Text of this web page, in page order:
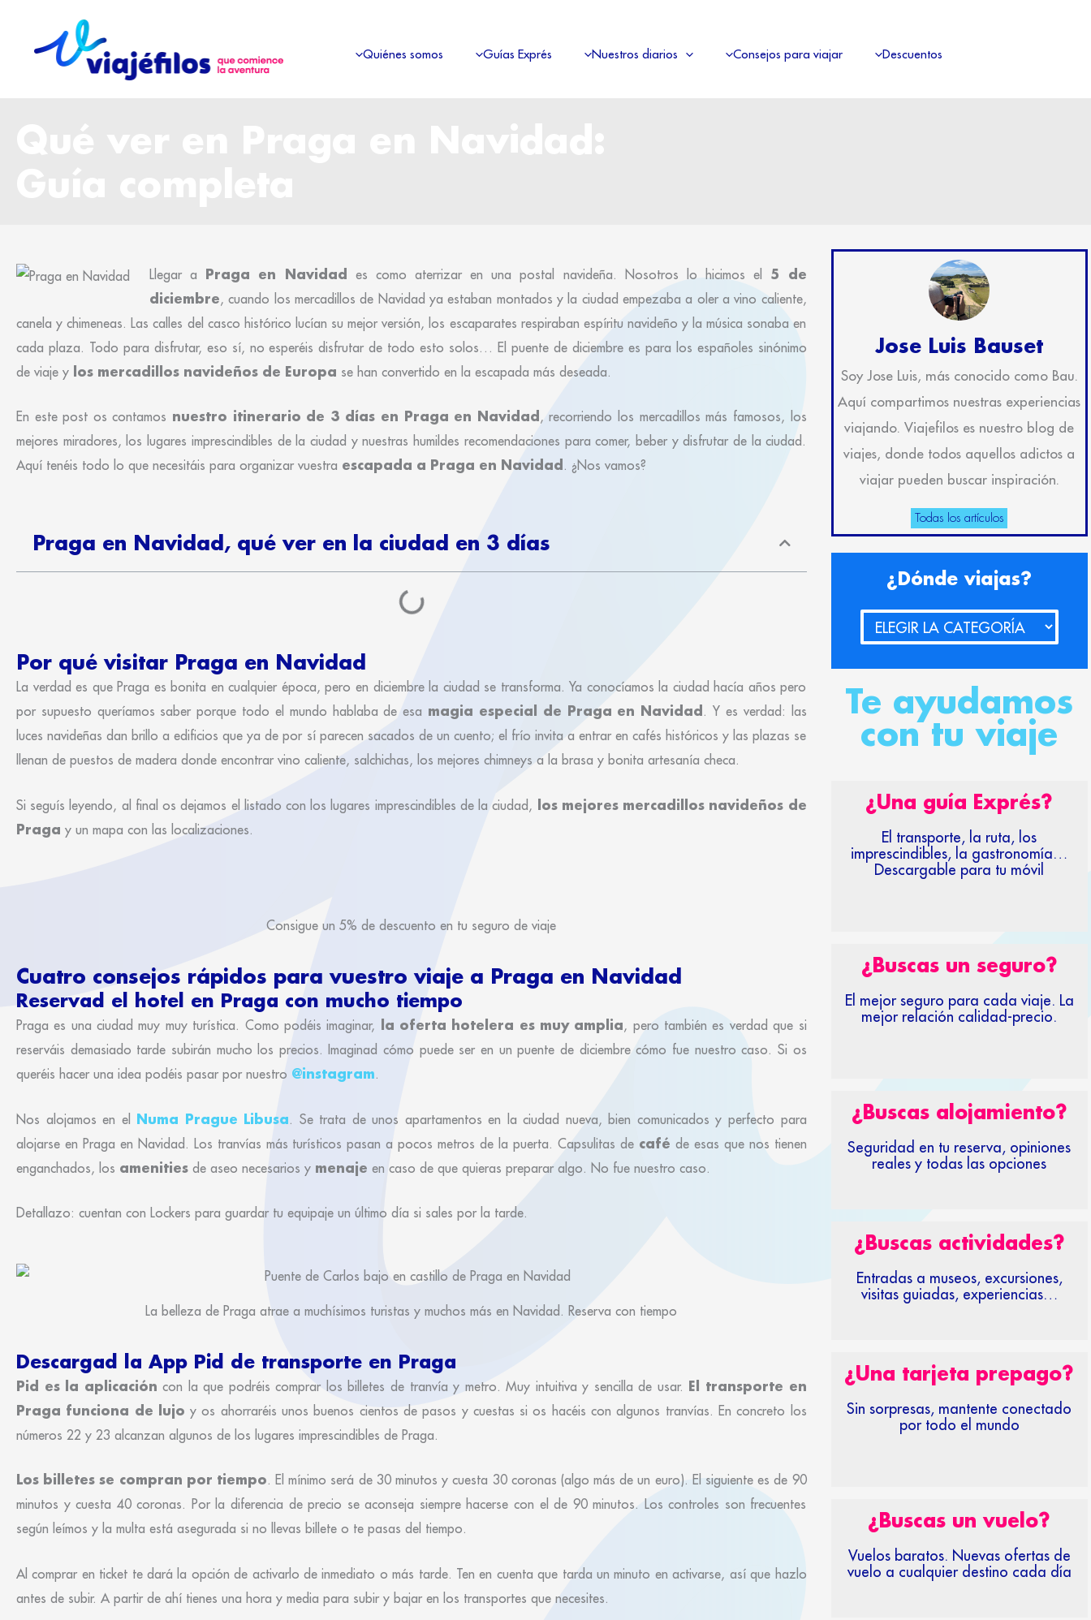
contenido
Quiénes somos Guías Exprés Nuestros diarios Consejos para viajar Descuentos
Llegar a Praga en Navidad es como aterrizar en una postal navideña. Nosotros lo hicimos el 5 de
diciembre, cuando los mercadillos de Navidad ya estaban montados y la ciudad empezaba a oler a vino caliente,
canela y chimeneas. Las calles del casco histórico lucían su mejor versión, los escaparates respiraban espíritu navideño y la música sonaba en
cada plaza. Todo para disfrutar, eso sí, no esperéis disfrutar de todo esto solos… El puente de diciembre es para los españoles sinónimo
de viaje y los mercadillos navideños de Europa se han convertido en la escapada más deseada.
En este post os contamos nuestro itinerario de 3 días en Praga en Navidad , recorriendo los mercadillos más famosos, los
mejores miradores, los lugares imprescindibles de la ciudad y nuestras humildes recomendaciones para comer, beber y disfrutar de la ciudad.
Aquí tenéis todo lo que necesitáis para organizar vuestra escapada a Praga en Navidad . ¿Nos vamos?
Praga en Navidad, qué ver en la ciudad en 3 días
Por qué visitar Praga en Navidad
La verdad es que Praga es bonita en cualquier época, pero en diciembre la ciudad se transforma. Ya conocíamos la ciudad hacía años pero
por supuesto queríamos saber porque todo el mundo hablaba de esa magia especial de Praga en Navidad . Y es verdad: las
luces navideñas dan brillo a edificios que ya de por sí parecen sacados de un cuento; el frío invita a entrar en cafés históricos y las plazas se
llenan de puestos de madera donde encontrar vino caliente, salchichas, los mejores chimneys a la brasa y bonita artesanía checa.
Si seguís leyendo, al final os dejamos el listado con los lugares imprescindibles de la ciudad, los mejores mercadillos navideños de
Praga y un mapa con las localizaciones.
Consigue un 5% de descuento en tu seguro de viaje
Cuatro consejos rápidos para vuestro viaje a Praga en Navidad
Reservad el hotel en Praga con mucho tiempo
Praga es una ciudad muy muy turística. Como podéis imaginar, la oferta hotelera es muy amplia, pero también es verdad que si
reserváis demasiado tarde subirán mucho los precios. Imaginad cómo puede ser en un puente de diciembre cómo fue nuestro caso. Si os
queréis hacer una idea podéis pasar por nuestro @instagram.
Nos alojamos en el Numa Prague Libusa. Se trata de unos apartamentos en la ciudad nueva, bien comunicados y perfecto para
alojarse en Praga en Navidad. Los tranvías más turísticos pasan a pocos metros de la puerta. Capsulitas de café de esas que nos tienen
enganchados, los amenities de aseo necesarios y menaje en caso de que quieras preparar algo. No fue nuestro caso.
Detallazo: cuentan con Lockers para guardar tu equipaje un último día si sales por la tarde.
La belleza de Praga atrae a muchísimos turistas y muchos más en Navidad. Reserva con tiempo
Descargad la App Pid de transporte en Praga
Pid es la aplicación con la que podréis comprar los billetes de tranvía y metro. Muy intuitiva y sencilla de usar. El transporte en
Praga funciona de lujo y os ahorraréis unos buenos cientos de pasos y cuestas si os hacéis con algunos tranvías. En concreto los
números 22 y 23 alcanzan algunos de los lugares imprescindibles de Praga.
Los billetes se compran por tiempo. El mínimo será de 30 minutos y cuesta 30 coronas (algo más de un euro). El siguiente es de 90
minutos y cuesta 40 coronas. Por la diferencia de precio se aconseja siempre hacerse con el de 90 minutos. Los controles son frecuentes
según leímos y la multa está asegurada si no llevas billete o te pasas del tiempo.
Al comprar en ticket te dará la opción de activarlo de inmediato o más tarde. Ten en cuenta que tarda un minuto en activarse, así que hazlo
antes de subir. A partir de ahí tienes una hora y media para subir y bajar en los transportes que necesites.
Jose Luis Bauset
Soy Jose Luis, más conocido como Bau.
Aquí compartimos nuestras experiencias
viajando. Viajefilos es nuestro blog de
viajes, donde todos aquellos adictos a
viajar pueden buscar inspiración.
Todas los artículos
¿Dónde viajas?
viajas?
Te ayudamos
con tu viaje
¿Una guía Exprés?
El transporte, la ruta, los
imprescindibles, la gastronomía…
Descargable para tu móvil
¿Buscas un seguro?
El mejor seguro para cada viaje. La
mejor relación calidad-precio.
¿Buscas alojamiento?
Seguridad en tu reserva, opiniones
reales y todas las opciones
¿Buscas actividades?
Entradas a museos, excursiones,
visitas guiadas, experiencias…
¿Una tarjeta prepago?
Sin sorpresas, mantente conectado
por todo el mundo
¿Buscas un vuelo?
Vuelos baratos. Nuevas ofertas de
vuelo a cualquier destino cada día